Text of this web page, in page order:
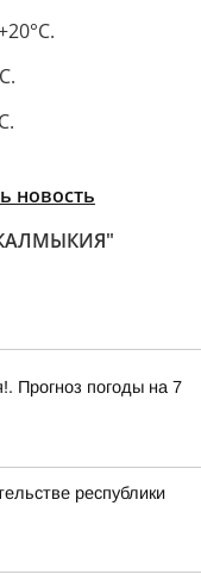
новость
Прогноз погоды на 7
республики